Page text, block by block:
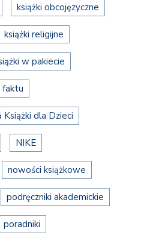
książki obcojęzyczne
książki religijne
w pakiecie
dla Dzieci
NIKE
nowości książkowe
podręczniki akademickie
poradniki